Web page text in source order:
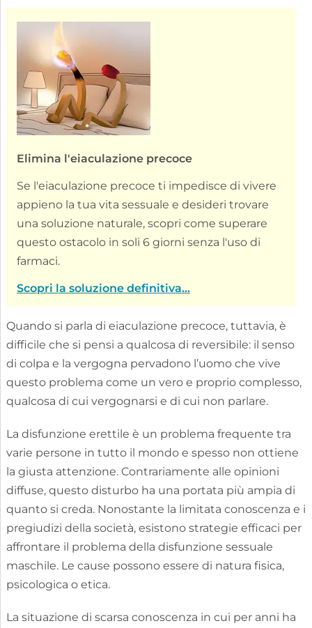
Elimina l'eiaculazione precoce
Se l'eiaculazione precoce ti impedisce di vivere
appieno la tua vita sessuale e desideri trovare
una soluzione naturale, scopri come superare
questo ostacolo in soli 6 giorni senza l'uso di
farmaci.
Scopri la soluzione definitiva...
Quando si parla di eiaculazione precoce, tuttavia, è
difficile che si pensi a qualcosa di reversibile: il senso
di colpa e la vergogna pervadono l’uomo che vive
questo problema come un vero e proprio complesso,
qualcosa di cui vergognarsi e di cui non parlare.
La disfunzione erettile è un problema frequente tra
varie persone in tutto il mondo e spesso non ottiene
la giusta attenzione. Contrariamente alle opinioni
diffuse, questo disturbo ha una portata più ampia di
quanto si creda. Nonostante la limitata conoscenza e i
pregiudizi della società, esistono strategie efficaci per
affrontare il problema della disfunzione sessuale
maschile. Le cause possono essere di natura fisica,
psicologica o etica.
La situazione di scarsa conoscenza in cui per anni ha